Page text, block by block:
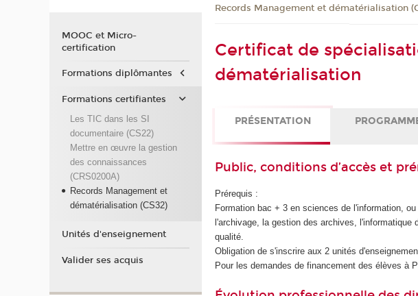
Records Management et dématérialisation
Certificat de
dématérialisation
PRÉSENTATION
Public, conditions d’accès et
Prérequis :
Formation bac + 3 en sciences de l'information,
l'archivage, la gestion des archives,
qualité.
Obligation de s'inscrire aux 2 unités
Pour les demandes de financement des élèves à
MOOC et Micro-
certification
Formations diplômantes
Formations certifiantes
Les TIC dans les SI
documentaire (CS22)
Mettre en œuvre la gestion
des connaissances
(CRS0200A)
Records Management et
dématérialisation (CS32)
Unités d'enseignement
Valider ses acquis